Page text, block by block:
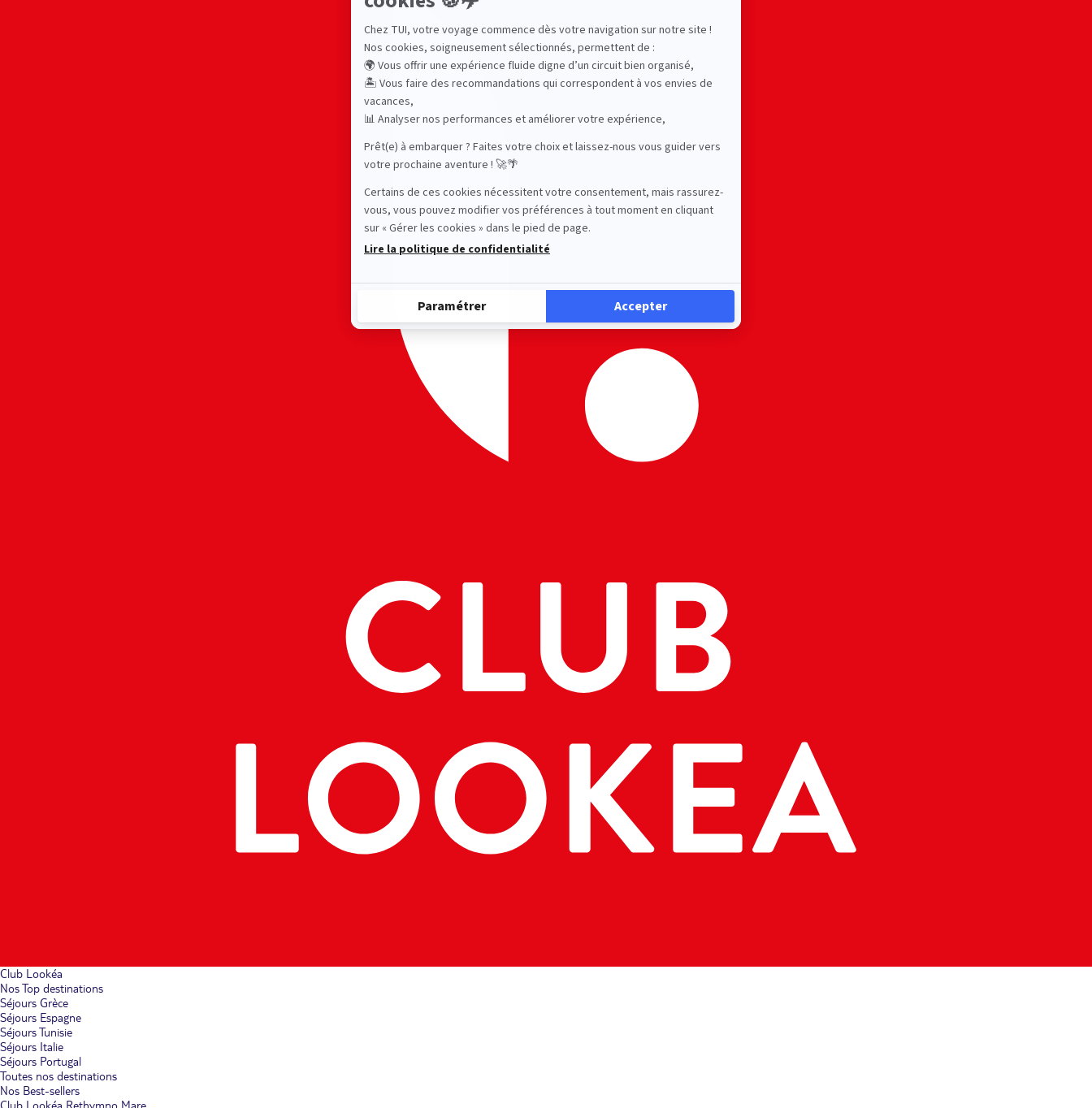
Club Lookéa
Nos Top destinations
Séjours Grèce
Séjours Espagne
Séjours Tunisie
Séjours Italie
Séjours Portugal
Toutes nos destinations
Nos Best-sellers